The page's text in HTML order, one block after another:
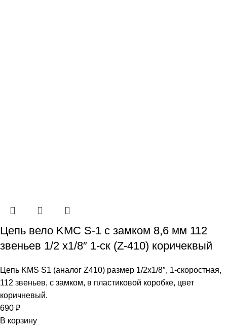
Цепь вело KMC S-1 с замком 8,6 мм 112
звеньев 1/2 х1/8″ 1-ск (Z-410) коричеквый
Цепь KMS S1 (аналог Z410) размер 1/2х1/8″, 1-скоростная,
112 звеньев, с замком, в пластиковой коробке, цвет
коричневый.
690 ₽
В корзину